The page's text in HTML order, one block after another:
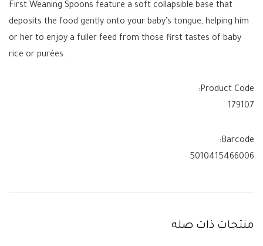
First Weaning Spoons feature a soft collapsible base that
deposits the food gently onto your baby’s tongue, helping him
or her to enjoy a fuller feed from those first tastes of baby
rice or purées.
Product Code:
179107
Barcode:
5010415466006
منتجات ذات صله